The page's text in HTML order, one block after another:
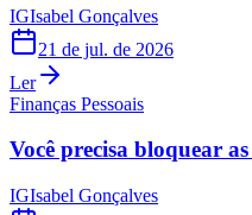
IGIsabel Gonçalves
21 de jul. de 2026
Ler
Finanças Pessoais
Você precisa bloquear
IGIsabel Gonçalves